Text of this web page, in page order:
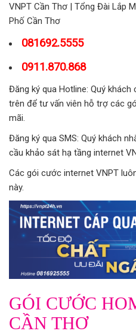
VNPT Cần Thơ | Tổng Đài Lắp
Phố Cần Thơ
081692.5555
0911.870.868
Đăng ký qua Hotline: Quý
trên để tư vấn viên hỗ trợ các
mãi.
Đăng ký qua SMS: Quý khách
cầu khảo sát hạ tầng internet
Các gói cước internet VNPT
này.
GÓI CƯỚC
CẦN THƠ